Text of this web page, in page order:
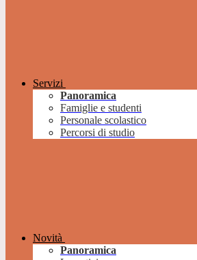
Servizi
Panoramica
Famiglie e studenti
Personale scolastico
Percorsi di studio
Novità
Panoramica